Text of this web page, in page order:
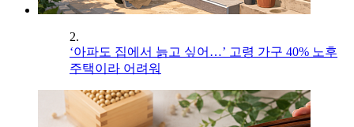
2.
‘아파도 집에서 늙고 싶어…’ 고령 가구 40% 노후
주택이라 어려워